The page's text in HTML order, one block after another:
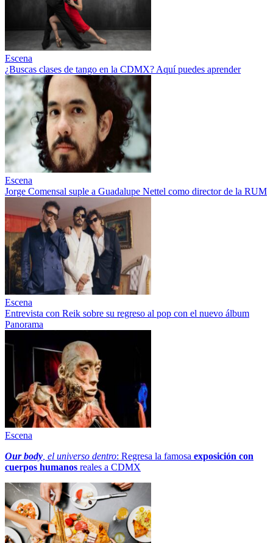
Escena
¿Buscas clases de tango en la CDMX? Aquí puedes aprender
Escena
Jorge Comensal suple a Guadalupe Nettel como director de la RUM
Escena
Entrevista con Reik sobre su regreso al pop con el nuevo álbum
Panorama
Escena
Our body , el universo dentro: Regresa la famosa exposición con
cuerpos humanos reales a CDMX